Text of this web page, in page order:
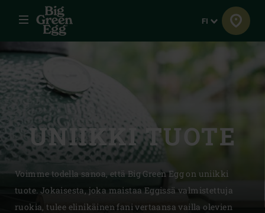
Menu Kieli
FI
UNIIKKI TUOTE
Voimme todella sanoa, että Big Green Egg on uniikki
tuote. Jokaisesta, joka maistaa Eggissä valmistettuja
ruokia, tulee elinikäinen fani vertaansa vailla olevien